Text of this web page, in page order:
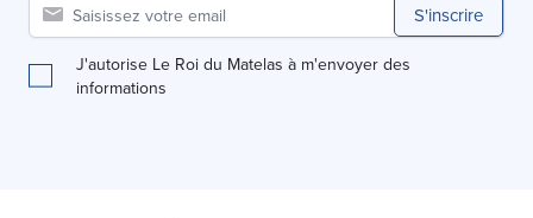
S'inscrire
J'autorise Le Roi du Matelas à m'envoyer des
informations